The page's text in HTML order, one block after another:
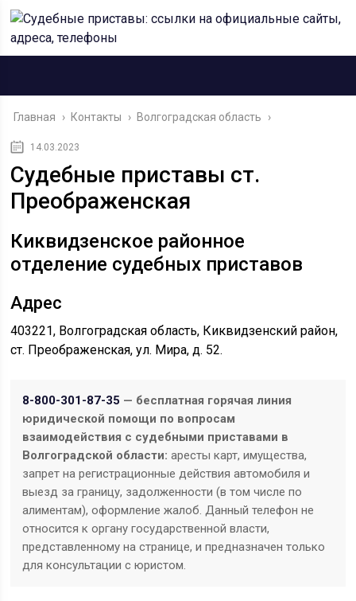
Главная › Контакты › Волгоградская область ›
14.03.2023
Судебные приставы ст.
Преображенская
Киквидзенское районное
отделение судебных приставов
Адрес
403221, Волгоградская область, Киквидзенский район,
ст. Преображенская, ул. Мира, д. 52.
8-800-301-87-35 — бесплатная горячая линия
юридической помощи по вопросам
взаимодействия с судебными приставами в
Волгоградской области: аресты карт, имущества,
запрет на регистрационные действия автомобиля и
выезд за границу, задолженности (в том числе по
алиментам), оформление жалоб. Данный телефон не
относится к органу государственной власти,
представленному на странице, и предназначен только
для консультации с юристом.